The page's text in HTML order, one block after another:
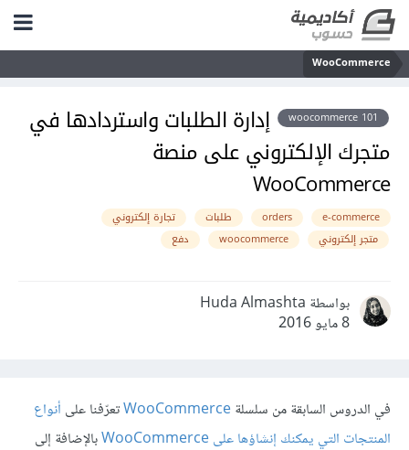
WooCommerce
woocommerce 101
إدارة الطلبات واستردادها في
متجرك الإلكتروني على منصة
WooCommerce
e-commerce
orders طلبات
تجارة إلكتروني
متجر إلكتروني
woocommerce دفع
بواسطة Huda Almashta
8 مايو 2016
في الدروس السابقة من سلسلةWooCommerceتعرّفنا على أنواع
المنتجات التي يمكنك إنشاؤها على WooCommerce
بالإضافة إلى